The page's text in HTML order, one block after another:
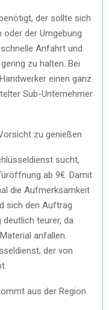
der sollte sich
der Umgebung
Anfahrt und
zu halten. Bei
einen ganz
Sub-Unternehmer
zu genießen
sucht,
ab 9€. Damit
die Aufmerksamkeit
sich den Auftrag
teurer, da
anfallen.
der von
aus der Region